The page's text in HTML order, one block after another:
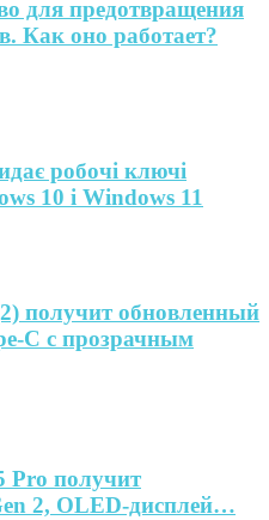
для предотвращения
Как оно работает?
робочі ключі
10 і Windows 11
получит обновленный
C с прозрачным
Pro получит
2, OLED-дисплей…